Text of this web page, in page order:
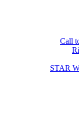
Call
STAR